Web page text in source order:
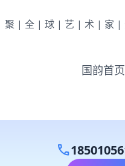
聚|全|球|艺|术|家|
国韵首页
call